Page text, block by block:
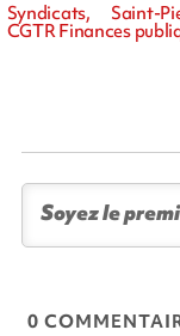
Syndicats, Saint-
CGTR Finances
0